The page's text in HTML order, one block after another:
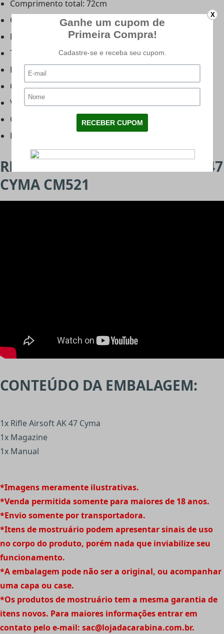
Comprimento total: 72cm
Comprimento do cano: 30cm/300mm
Hop Up: Ajustavel
Trava Funcionais: Sim
Padrão de Gearbox: v3 metal
Capacidade do Magazine: 180bbs
Velocidade: 400fps
Carregador: Bivolt
Bateria: 8.4v 1100mAh
REVIEW DO RIFLE AIRSOFT AK 47
CYMA CM521
CONTEÚDO DA EMBALAGEM:
1x Rifle Airsoft AK 47 Cyma
1x Magazine
1x Manual
*Imagens meramente ilustrativas.
*Venda permitida somente para maiores de 18 anos.
*Envio somente por transportadora.
*Itens de mostruário podem apresentar sinais de uso
no corpo do produto, porém nada que inviabilize seu
funcionamento.
*A embalagem pode não ser a original, ou acompanhar
uma capa ou case.
*Os produtos de mostruário tem a mesma garantia de
itens novos. Para maiores informações entrar em
contato pelo e-mail: sac@lojadacarabina.com.br.
X